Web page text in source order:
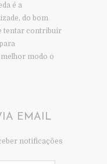
é a
do bom
tentar contribuir
modo o
EMAIL
notificações